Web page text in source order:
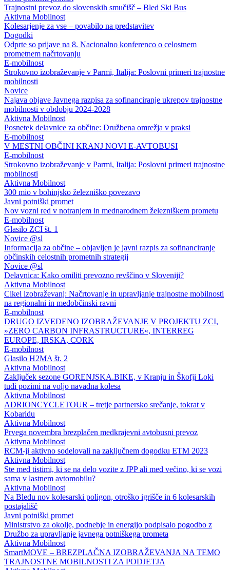
Trajnostni prevoz do slovenskih smučišč – Bled Ski Bus
Aktivna Mobilnost
Kolesarjenje za vse – povabilo na predstavitev
Dogodki
Odprte so prijave na 8. Nacionalno konferenco o celostnem
prometnem načrtovanju
E-mobilnost
Strokovno izobraževanje v Parmi, Italija: Poslovni primeri trajnostne
mobilnosti
Novice
Najava objave Javnega razpisa za sofinanciranje ukrepov trajnostne
mobilnosti v obdobju 2024-2028
Aktivna Mobilnost
Posnetek delavnice za občine: Družbena omrežja v praksi
E-mobilnost
V MESTNI OBČINI KRANJ NOVI E-AVTOBUSI
E-mobilnost
Strokovno izobraževanje v Parmi, Italija: Poslovni primeri trajnostne
mobilnosti
Aktivna Mobilnost
300 mio v bohinjsko železniško povezavo
Javni potniški promet
Nov vozni red v notranjem in mednarodnem železniškem prometu
E-mobilnost
Glasilo ZCI št. 1
Novice @sl
Informacija za občine – objavljen je javni razpis za sofinanciranje
občinskih celostnih prometnih strategij
Novice @sl
Delavnica: Kako omiliti prevozno revščino v Sloveniji?
Aktivna Mobilnost
Cikel izobraževanj: Načrtovanje in upravljanje trajnostne mobilnosti
na regionalni in medobčinski ravni
E-mobilnost
DRUGO IZVEDENO IZOBRAŽEVANJE V PROJEKTU ZCI,
»ZERO CARBON INFRASTRUCTURE«, INTERREG
EUROPE, IRSKA, CORK
E-mobilnost
Glasilo H2MA št. 2
Aktivna Mobilnost
Zaključek sezone GORENJSKA.BIKE, v Kranju in Škofji Loki
tudi pozimi na voljo navadna kolesa
Aktivna Mobilnost
ADRIONCYCLETOUR – tretje partnersko srečanje, tokrat v
Kobaridu
Aktivna Mobilnost
Prvega novembra brezplačen medkrajevni avtobusni prevoz
Aktivna Mobilnost
RCM-ji aktivno sodelovali na zaključnem dogodku ETM 2023
Aktivna Mobilnost
Ste med tistimi, ki se na delo vozite z JPP ali med večino, ki se vozi
sama v lastnem avtomobilu?
Aktivna Mobilnost
Na Bledu nov kolesarski poligon, otroško igrišče in 6 kolesarskih
postajališč
Javni potniški promet
Ministrstvo za okolje, podnebje in energijo podpisalo pogodbo z
Družbo za upravljanje javnega potniškega prometa
Aktivna Mobilnost
SmartMOVE – BREZPLAČNA IZOBRAŽEVANJA NA TEMO
TRAJNOSTNE MOBILNOSTI ZA PODJETJA